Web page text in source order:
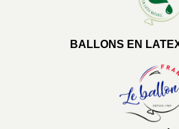
BALLONS EN